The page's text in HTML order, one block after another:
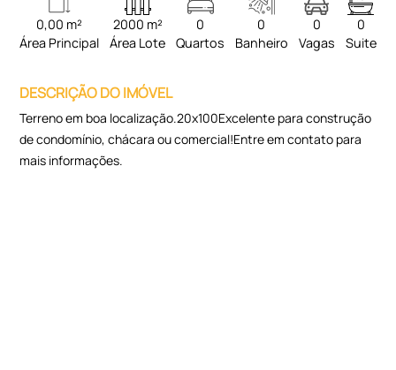
0,00 m²
Área Principal
2000 m²
Área Lote
0
Quartos
0
Banheiro
0
Vagas
0
Suite
DESCRIÇÃO DO IMÓVEL
Terreno em boa localização.20x100Excelente para construção
de condomínio, chácara ou comercial!Entre em contato para
mais informações.